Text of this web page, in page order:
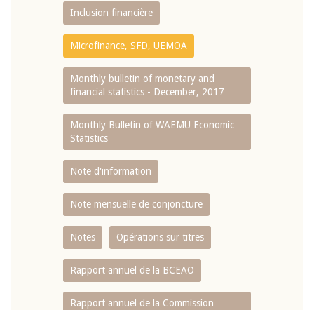
Inclusion financière
Microfinance, SFD, UEMOA
Monthly bulletin of monetary and
financial statistics - December, 2017
Monthly Bulletin of WAEMU Economic
Statistics
Note d'information
Note mensuelle de conjoncture
Notes Opérations sur titres
Rapport annuel de la BCEAO
Rapport annuel de la Commission